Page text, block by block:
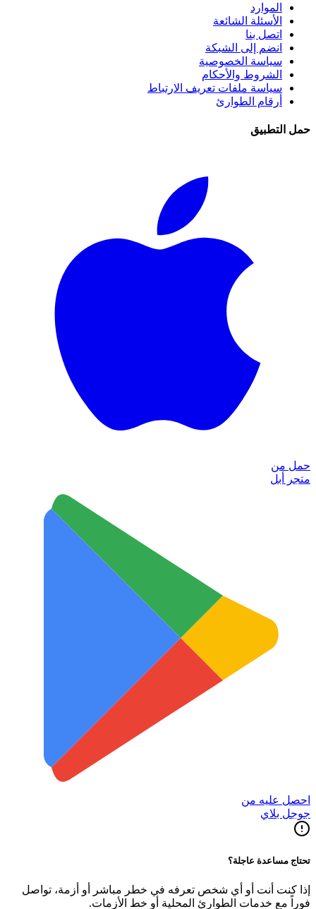
الموارد
الأسئلة الشائعة
اتصل بنا
انضم إلى الشبكة
سياسة الخصوصية
الشروط والأحكام
سياسة ملفات تعريف الارتباط
أرقام الطوارئ
حمل التطبيق
حمل من
متجر أبل
احصل عليه من
جوجل بلاي
تحتاج مساعدة عاجلة؟
إذا كنت أنت أو أي شخص تعرفه في خطر مباشر أو أزمة، تواصل
فوراً مع خدمات الطوارئ المحلية أو خط الأزمات.